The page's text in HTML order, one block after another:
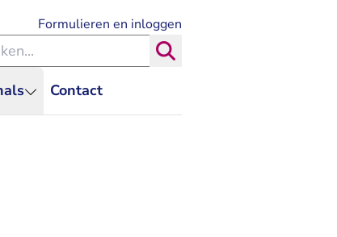
Contact
Formulieren en inloggen
binnen de Rechtspraak